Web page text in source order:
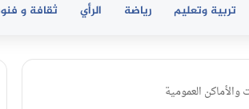
تربية وتعليم رياضة الرأي ثقافة و
العمومية